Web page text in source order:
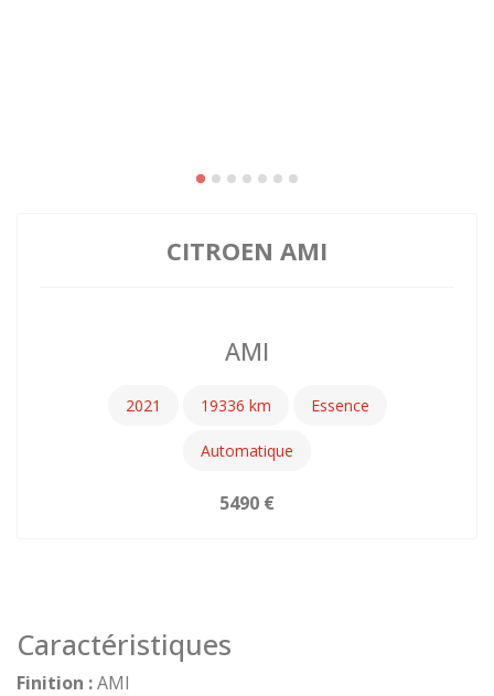
CITROEN AMI
AMI
2021 19336 Essence
Automatique
5490
Caractéristiques
Finition :AMI